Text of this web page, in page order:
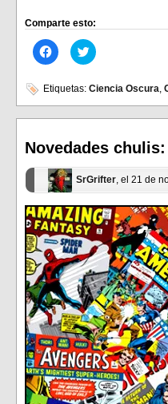
Comparte esto:
Haz
clic
en
Facebook
(Se
abre
ventana
nueva)
Haz
clic
en
(Se
abre
ventana
nueva)
Etiquetas: Ciencia Oscura,
Novedades
SrGrifter, el 21 de